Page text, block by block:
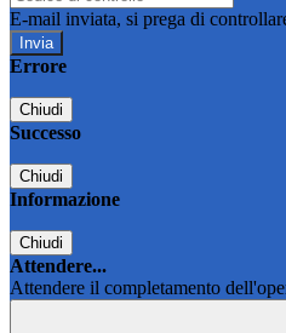
E-mail inviata, si prega di
Errore
Chiudi
Successo
Chiudi
Informazione
Chiudi
Attendere...
Attendere il completamento